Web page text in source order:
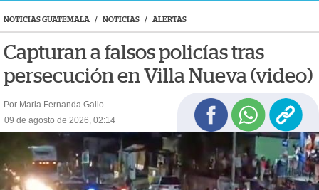
NOTICIAS GUATEMALA / NOTICIAS / ALERTAS
Capturan a falsos policías tras
persecución en Villa Nueva (video)
Por Maria Fernanda Gallo
09 de agosto de 2026, 02:14